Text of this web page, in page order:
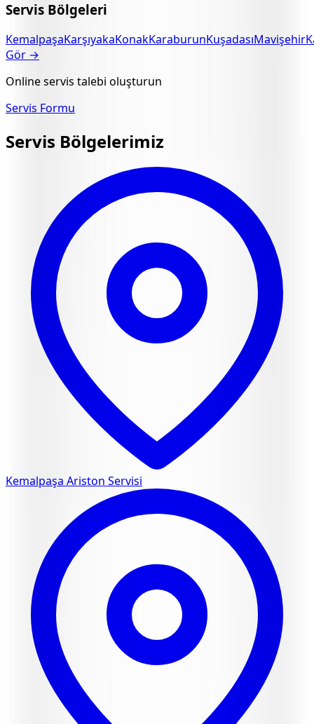
Servis Bölgeleri
KemalpaşaKarşıyakaKonakKaraburunKuşadasıMavişehir
Gör →
Online servis talebi oluşturun
Servis Formu
Servis Bölgelerimiz
Kemalpaşa Ariston Servisi